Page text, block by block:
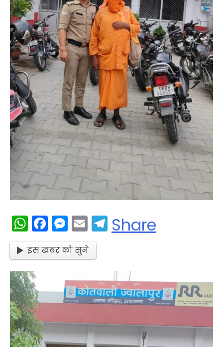
WhatsApp
Facebook
Messenger
EmailTelegram
Share
इस ख़बर को सुने